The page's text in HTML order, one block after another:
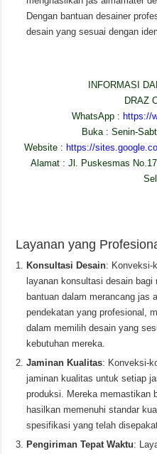
Dengan bantuan desainer
desain yang sesuai dengan
INFORMASI
DRAZ
WhatsApp : https://
Buka : Senin-
Website : https://
Alamat : Jl. Puskesmas
Layanan yang
Konsultasi Desain: Konveksi-
layanan konsultasi desain
bantuan dalam merancang jas
pendekatan yang profesional,
dalam memilih desain yang
kebutuhan mereka.
Jaminan Kualitas: Konveksi-
jaminan kualitas untuk setiap
produksi. Mereka memastikan
hasilkan memenuhi standar
spesifikasi yang telah
Pengiriman Tepat Waktu: